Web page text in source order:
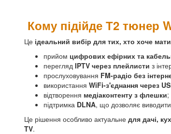
Кому підійде Т2 тюнер
Це ідеальний вибір для тих, хто хоче
прийом цифрових ефірних та
перегляд IPTV через плейлисти з
прослуховування FM-радіо без
використання WiFi-з'єднання через
відтворення медіаконтенту з флешки;
підтримка DLNA, що дозволяє
Це рішення особливо актуальне для дачі,
TV.